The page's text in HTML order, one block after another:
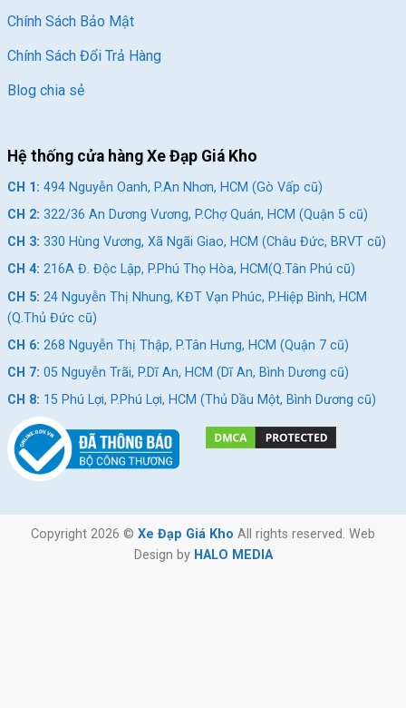
Chính Sách Bảo Mật
Chính Sách Đổi Trả Hàng
Blog chia sẻ
Hệ thống cửa hàng Xe Đạp Giá Kho
CH 1: 494 Nguyễn Oanh, P.An Nhơn, HCM (Gò Vấp cũ)
CH 2: 322/36 An Dương Vương, P.Chợ Quán, HCM (Quận 5 cũ)
CH 3: 330 Hùng Vương, Xã Ngãi Giao, HCM (Châu Đức, BRVT cũ)
CH 4: 216A Đ. Độc Lập, P.Phú Thọ Hòa, HCM(Q.Tân Phú cũ)
CH 5: 24 Nguyễn Thị Nhung, KĐT Vạn Phúc, P.Hiệp Bình, HCM
(Q.Thủ Đức cũ)
CH 6: 268 Nguyễn Thị Thập, P.Tân Hưng, HCM (Quận 7 cũ)
CH 7: 05 Nguyễn Trãi, P.Dĩ An, HCM (Dĩ An, Bình Dương cũ)
CH 8: 15 Phú Lợi, P.Phú Lợi, HCM (Thủ Dầu Một, Bình Dương cũ)
Copyright 2026 © Xe Đạp Giá Kho All rights reserved. Web
Design by HALO MEDIA